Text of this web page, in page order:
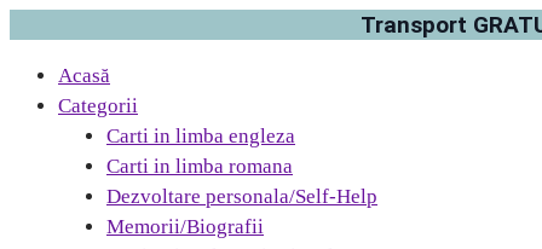
Transport
Acasă
Categorii
Carti in limba engleza
Carti in limba romana
Dezvoltare personala/Self-Help
Memorii/Biografii